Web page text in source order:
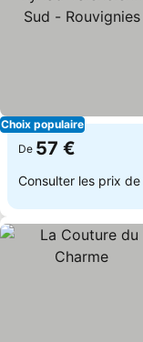
Choix populaire
De 57 €
Consulter les prix de